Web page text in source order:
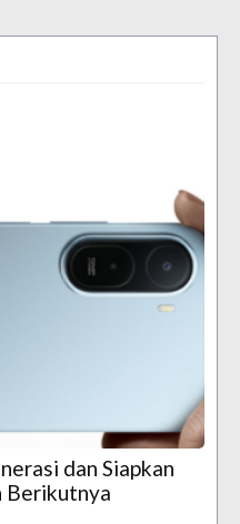
dan Siapkan
Berikutnya